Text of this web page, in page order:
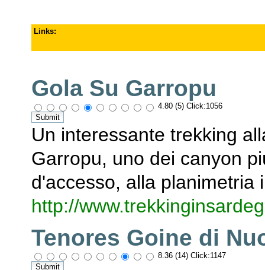
Links:
Gola Su Garropu
4.80 (5) Click:1056
Un interessante trekking
Garropu, uno dei canyon
d'accesso, alla planimetria
http://
Tenores Goine di
8.36 (14) Click:1147